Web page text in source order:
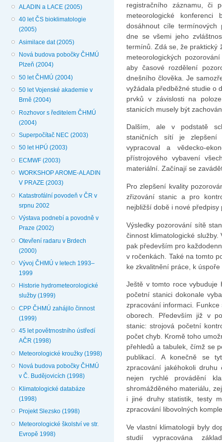
ALADIN a LACE (2005)
40 let ČS bioklimatologie
(2005)
Asimilace dat (2005)
Nová budova pobočky ČHMÚ
Plzeň (2004)
50 let ČHMÚ (2004)
50 let Vojenské akademie v
Brně (2004)
Rozhovor s ředitelem ČHMÚ
(2004)
Superpočítač NEC (2003)
50 let HPÚ (2003)
ECMWF (2003)
WORKSHOP AROME-ALADIN
V PRAZE (2003)
Katastrofální povodeň v ČR v
srpnu 2002
Výstava podnebí a povodně v
Praze (2002)
Otevření radaru v Brdech
(2000)
Vývoj ČHMÚ v letech 1993–
1999
Historie hydrometeorologické
služby (1999)
CPP ČHMÚ zahájilo činnost
(1999)
45 let povětrnostního ústředí
AČR (1998)
Meteorologické kroužky (1998)
Nová budova pobočky ČHMÚ
v Č. Budějovicích (1998)
Klimatologické databáze
(1998)
Projekt Slezsko (1998)
Meteorologické školství ve str.
Evropě 1998)
registračního záznamu, či
meteorologické
dosáhnout cíle termínových
dne se všemi jeho
termínů. Zdá se, že praktický
mete­orologických
aby časové rozdělení
dnešního člověka. Je
vyžádala předběžné studie o
prvků v závislosti na
stanicích musely být
Dalším, ale v podstatě
staničních sítí je zlepšení
vypracoval a vědecko-
přístrojového vybavení
materiální. Začínají se
Pro zlepšení kvality
zřizování stanic a pro
nejbližší době i nové
Výsledky pozorování sítě
činnost klimatologické
pak především pro
v ročenkách. Také na tomto
ke zkva­litnění práce, k
Ještě v tomto roce vybuduje
početní stanici dokonale
zpracování informaci.
oborech. Především již v
stanic: strojová početní
počet chyb. Kromě toho
přehledů a tabulek, čímž se
publikací. A konečně se
zpracování jakéhokoli
nejen rychlé provádění
shromážděného materiálu,
i jiné druhy sta­tistik, testy
zpra­cování libovolných
Ve vlastní klimatologii byly
studií vypracována